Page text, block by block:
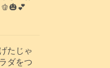
たじゃ
ダをつ